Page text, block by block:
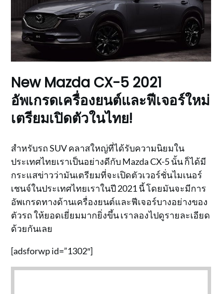
New Mazda CX-5 2021
อัพเกรดเครื่องยนต์และฟีเจอร์ใหม่
เตรียมเปิดตัวในไทย!
สำหรับรถ SUV คลาสใหญ่ที่ได้รับความนิยมใน
ประเทศไทยเราเป็นอย่างดีกับ Mazda CX-5 นั้น ก็ได้มี
กระแสข่าวว่ามันเตรียมที่จะเปิดตัวเวอร์ชั่นไมเนอร์
เชนจ์ในประเทศไทยเราในปี 2021 นี้ โดยมันจะมีการ
อัพเกรดทางด้านเครื่องยนต์และฟีเจอร์บางอย่างของ
ตัวรถ ให้ยอดเยี่ยมมากยิ่งขึ้น เราลองไปดูรายละเอียด
ด้วยกันเลย
[adsforwp id=”1302″]